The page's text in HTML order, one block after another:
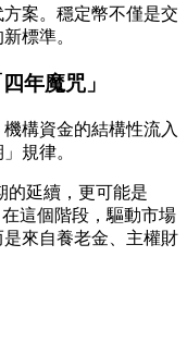
案。穩定幣不僅是交
標準。
年魔咒」
構資金的結構性流入
規律。
的延續，更可能是
在這個階段，驅動市場
是來自養老金、主權財